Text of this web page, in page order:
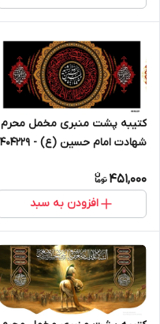
کتیبه پشت منبری مخمل محرم
شهادت امام حسین (ع) - 404229
451,000
افزودن به سبد